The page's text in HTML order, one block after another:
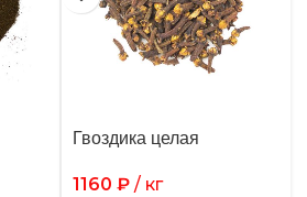
Гвоздика целая
1160 ₽ / кг